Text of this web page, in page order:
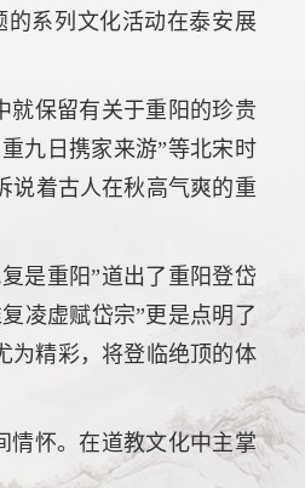
的系列文化活动在泰安展
就保留有关于重阳的珍贵
九日携家来游”等北宋时
说着古人在秋高气爽的重
是重阳”道出了重阳登岱
凌虚赋岱宗”更是点明了
为精彩，将登临绝顶的体
情怀。在道教文化中主掌